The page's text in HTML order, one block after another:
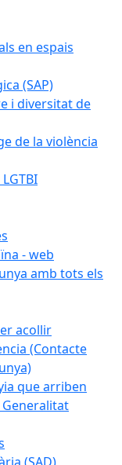
en espais
(SAP)
i diversitat de
de la violència
- web
amb tots els
acollir
(Contacte
que arriben